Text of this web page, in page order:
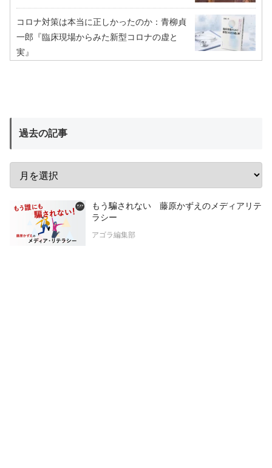
コロナ対策は本当に正しかったのか：青柳貞
一郎『臨床現場からみた新型コロナの虚と
実』
過去の記事
もう騙されない 藤原かずえのメディアリテ
ラシー
アゴラ編集部